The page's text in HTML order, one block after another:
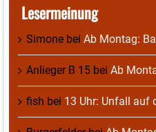
Lesermeinung
Simone bei Ab Montag:
Anlieger B 15 bei Ab
fish bei 13 Uhr: Unfall auf